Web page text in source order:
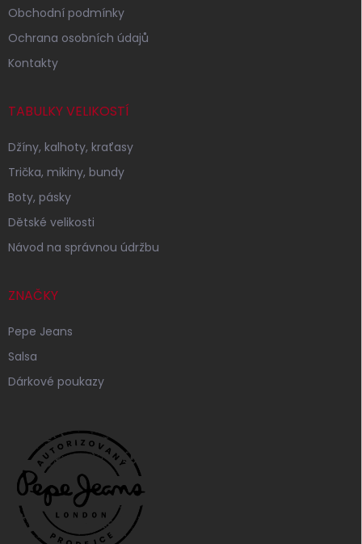
Obchodní podmínky
Ochrana osobních údajů
Kontakty
TABULKY VELIKOSTÍ
Džíny, kalhoty, kraťasy
Trička, mikiny, bundy
Boty, pásky
Dětské velikosti
Návod na správnou údržbu
ZNAČKY
Pepe Jeans
Salsa
Dárkové poukazy